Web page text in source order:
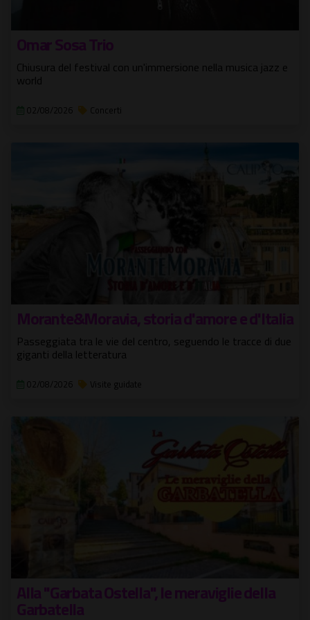
Omar Sosa Trio
Chiusura del festival con un'immersione nella musica jazz e
world
02/08/2026 Concerti
Morante&Moravia, storia d'amore e d'Italia
Passeggiata tra le vie del centro, seguendo le tracce di due
giganti della letteratura
02/08/2026 Visite guidate
Alla "Garbata Ostella", le meraviglie della
Garbatella